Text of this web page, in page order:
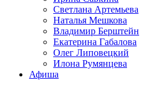
Светлана Артемьева
Наталья Мешкова
Владимир Берштейн
Екатерина Габалова
Олег Липовецкий
Илона Румянцева
Афиша